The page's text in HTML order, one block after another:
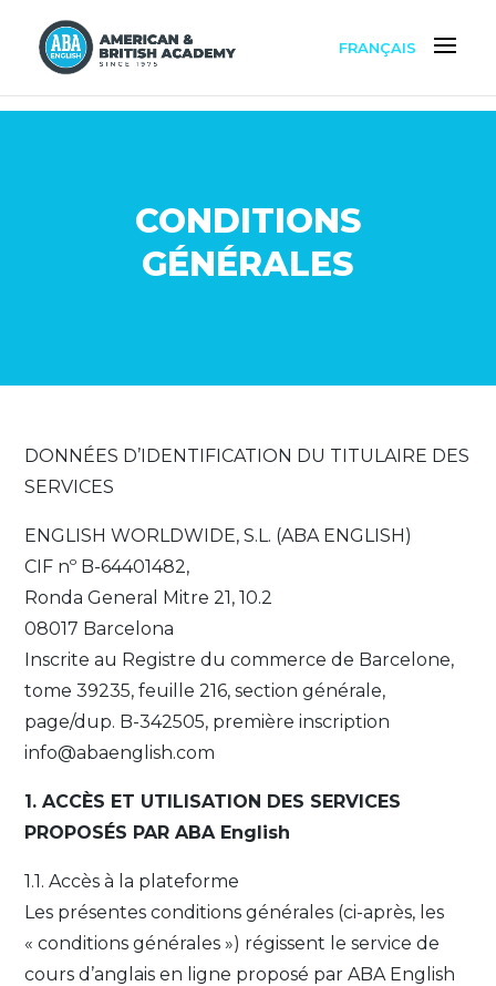
FRANÇAIS
CONDITIONS
GÉNÉRALES
DONNÉES D’IDENTIFICATION DU TITULAIRE DES
SERVICES
ENGLISH WORLDWIDE, S.L. (ABA ENGLISH)
CIF nº B-64401482,
Ronda General Mitre 21, 10.2
08017 Barcelona
Inscrite au Registre du commerce de Barcelone,
tome 39235, feuille 216, section générale,
page/dup. B-342505, première inscription
info@abaenglish.com
1. ACCÈS ET UTILISATION DES SERVICES
PROPOSÉS PAR ABA English
1.1. Accès à la plateforme
Les présentes conditions générales (ci-après, les
« conditions générales ») régissent le service de
cours d’anglais en ligne proposé par ABA English